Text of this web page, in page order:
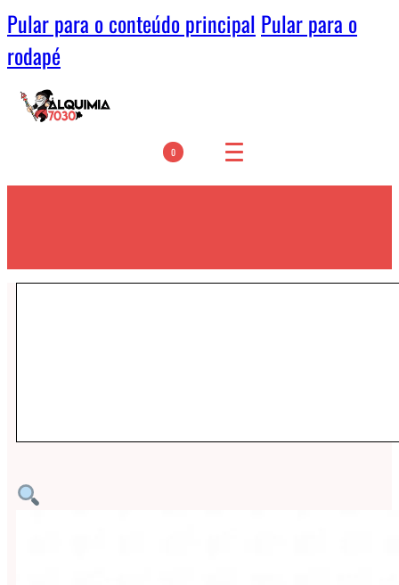
Pular para o conteúdo principal Pular para o
rodapé
0